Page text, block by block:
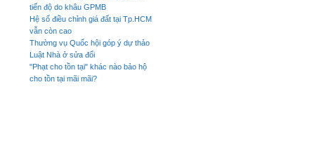
tiến độ do khâu GPMB
Hệ số điều chỉnh giá đất tại Tp.HCM
vẫn còn cao
Thường vụ Quốc hội góp ý dự thảo
Luật Nhà ở sửa đổi
"Phạt cho tồn tại" khác nào bảo hộ
cho tồn tại mãi mãi?